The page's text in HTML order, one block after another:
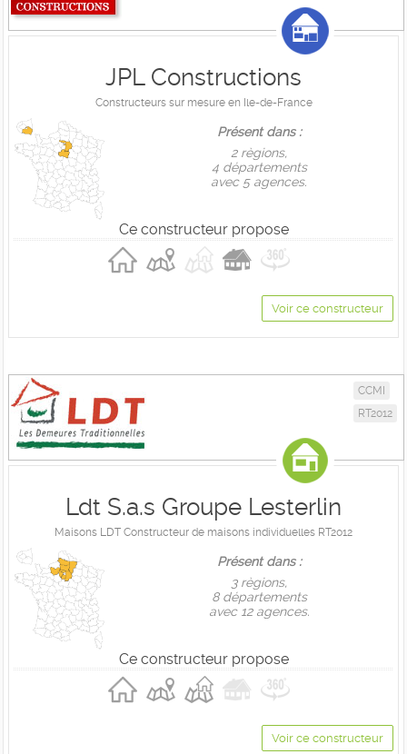
JPL Constructions
Constructeurs sur mesure en Ile-de-France
Présent dans :
2 règions,
4 départements
avec 5 agences.
Ce constructeur propose
Voir ce constructeur
CCMI
RT2012
Ldt S.a.s Groupe Lesterlin
Maisons LDT Constructeur de maisons individuelles RT2012
Présent dans :
3 règions,
8 départements
avec 12 agences.
Ce constructeur propose
Voir ce constructeur